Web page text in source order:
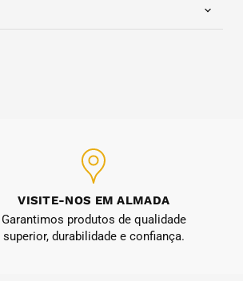
VISITE-NOS EM ALMADA
Garantimos produtos de qualidade
superior, durabilidade e confiança.